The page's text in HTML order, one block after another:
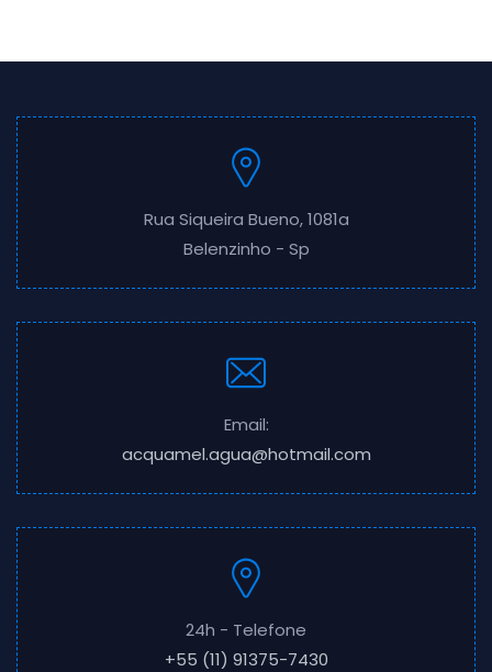
Rua Siqueira Bueno, 1081a
Belenzinho - Sp
Email:
acquamel.agua@hotmail.com
24h - Telefone
+55 (11) 91375-7430